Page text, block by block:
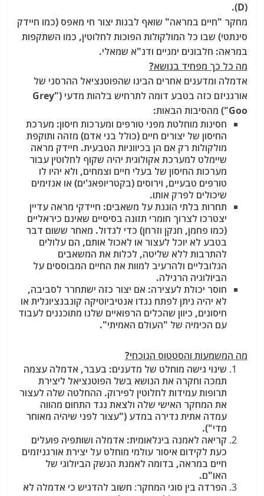
(D).
מחקר "חיים במראה" שואף לבנות יצור חי מאפס (כמו חיידק
סינתטי) שבו כל המולקולות הפוכות לחלוטין, כמו השתקפות
במראה: חלבונים ימניים ודנ"א שמאלי.
מה כל כך מפחיד בנושא?
אדמלה ומדענים אחרים הבינו שהפוטנציאל ההרסני של
אורגניזם כזה בטבע דומה לתרחיש בלהות מדעי ("Grey
Goo") מהסיבות הבאות:
חסינות מוחלטת מפני טורפים ומערכות חיסון: מערכת
החיסון של יצורים חיים (כולל בני אדם) מזהה ותוקפת
מולקולות רק אם הן בכיווניות הטבעית. חיידק מראה
שיימלט למערכת אקולוגית יהיה שקוף לחלוטין עבור
מערכות החיסון של בעלי חיים וצמחים, ולא יהיו לו
טורפים טבעיים, וירוסים (בקטריופאג'ים) או אנזימים
שיכולים לפרק אותו.
תחרות בלתי הוגנת על משאבים: חיידקי מראה עדיין
יצטרכו לצרוך חומרי תזונה בסיסיים שאינם כיראליים
(כמו פחמן, חנקן וזרחן) כדי לגדול. מאחר ששום דבר
בטבע לא יוכל לעצור או לאכול אותם, הם עלולים
להתרבות ללא שליטה, לכלות את המשאבים
הגלובליים ולהרעיב למוות את החיים המבוססים על
הביולוגיה הרגילה.
חוסר יכולת לעצירה: אם יצור כזה ישתחרר לסביבה,
לא יהיה ניתן לפתח נגדו אנטיביוטיקה קונבנציונלית או
חיסונים, כיוון שהכלים הרפואיים שלנו מתוכננים לעבוד
עם הכימיה של "העולם האמיתי".
מה המשמעות והסטטוס הנוכחי?
שינוי גישה מוחלט של מדענים: בעבר, אדמלה עצמה
תמכה וחקרה את הנושא בשל הפוטנציאל ליצירת
תרופות עמידות לחלוטין לפירוק. ההחלטה שלה לעצור
את המחקר האישי שלה ולצאת נגד התחום מהווה
עמדה אתית נדירה במדע ("עצור לפני שיהיה מאוחר
מדי").
קריאה לאמנה בינלאומית: אדמלה ושותפיה פועלים
כעת לקידום איסור עולמי מוחלט על יצירת אורגניזמים
חיים במראה, בדומה לאמנת הנשק הביולוגי של
האו"ם.
הפרדה בין סוגי המחקר: חשוב להדגיש כי אדמלה לא